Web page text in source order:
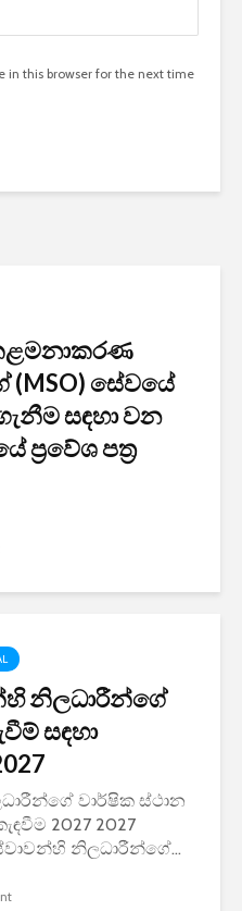
in this browser for the next time
(MSO) සේවයේ
සඳහා වන
ප්‍රවේශ පත්‍ර
නිලධාරීන්ගේ
සඳහා
වාර්ෂික ස්ථාන
2027 2027
නිලධාරීන්ගේ...